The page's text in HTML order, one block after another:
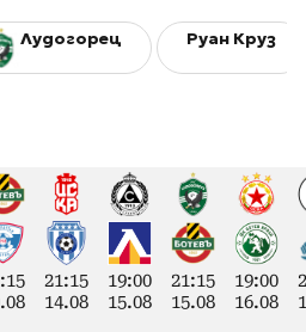
Лудогорец Руан Круз
21:15
14.08
19:00
15.08
21:15
15.08
19:00
16.08